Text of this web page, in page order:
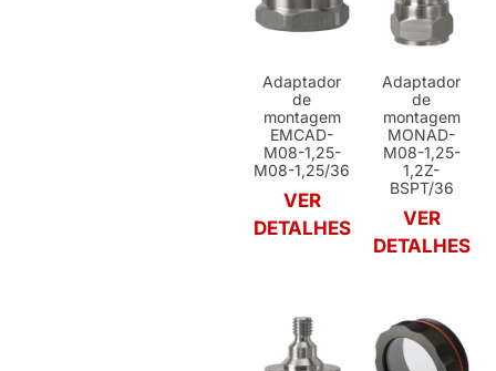
Adaptador
de
montagem
EMCAD-
M08-1,25-
M08-1,25/36
VER
DETALHES
Adaptador
de
montagem
MONAD-
M08-1,25-
1,2Z-
BSPT/36
VER
DETALHES